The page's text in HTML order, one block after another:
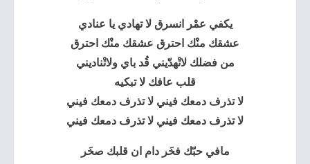
يكفي عمْر انسرق لا تهادي يا عنادي
عشقك منْك احترق عشقك منْك احترق
من فضلك لاتْهدّيني قُد باي ولاتْناديني
قلب عافك لا تبكيه
لا تذرف دمعك فيني لا تذرف دمعك فيني
لا تذرف دمعك فيني لا تذرف دمعك فيني
مافي حبّك فخَر دام ان قلبك صخَر